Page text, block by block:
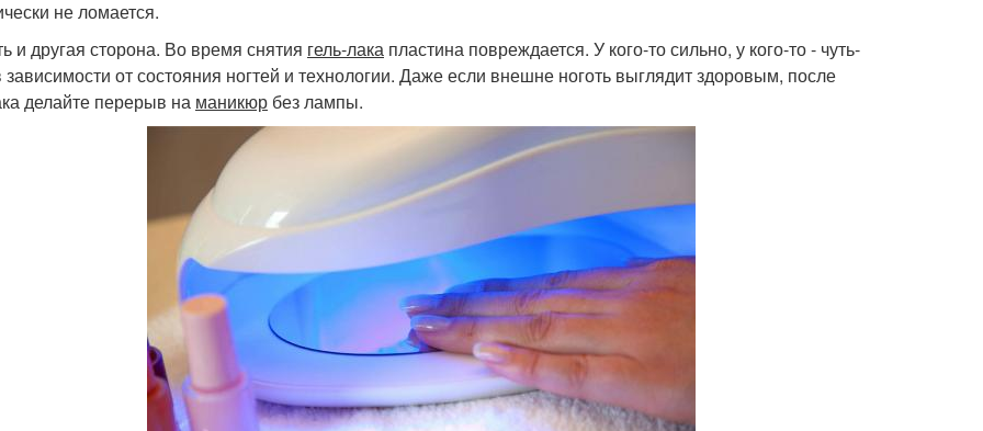
не ломается.
и другая сторона. Во время снятия гель-лака пластина повреждается. У кого-то сильно, у кого-то - чуть-
зависимости от состояния ногтей и технологии. Даже если внешне ноготь выглядит здоровым, после
делайте перерыв на маникюр без лампы.